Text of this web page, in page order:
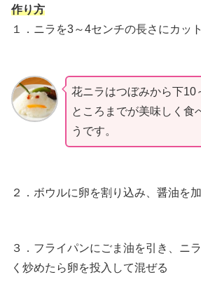
作り方
１．ニラを3～4センチの長さにカット
花ニラはつぼみから下10
ところまでが美味しく食
うです。
２．ボウルに卵を割り込み、醤油を
３．フライパンにごま油を引き、ニ
く炒めたら卵を投入して混ぜる